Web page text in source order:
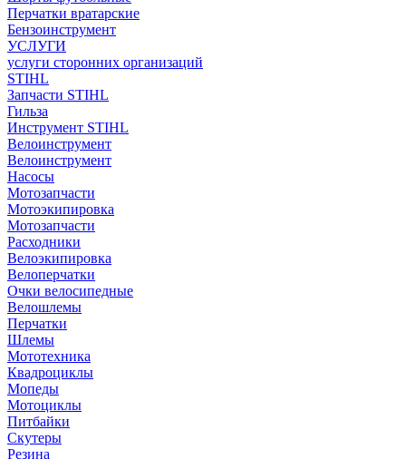
Перчатки вратарские
Бензоинструмент
УСЛУГИ
услуги сторонних организаций
STIHL
Запчасти STIHL
Гильза
Инструмент STIHL
Велоинструмент
Велоинструмент
Насосы
Мотозапчасти
Мотоэкипировка
Мотозапчасти
Расходники
Велоэкипировка
Велоперчатки
Очки велосипедные
Велошлемы
Перчатки
Шлемы
Мототехника
Квадроциклы
Мопеды
Мотоциклы
Питбайки
Скутеры
Резина